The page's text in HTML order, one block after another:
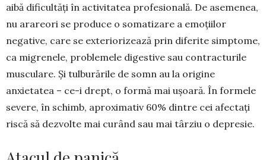
aibă dificultăți în activitatea profesională. De ase­menea,
nu arareori se produce o somatizare a emo­țiilor
negative, care se exteriorizează prin diferite simptome,
ca migrenele, problemele di­ges­tive sau contracturile
musculare. Și tulburările de somn au la origine
anxietatea – ce-i drept, o formă mai ușoară. În formele
severe, în schimb, aproximativ 60% dintre cei afectați
riscă să dez­volte mai curând sau mai târziu o depresie.